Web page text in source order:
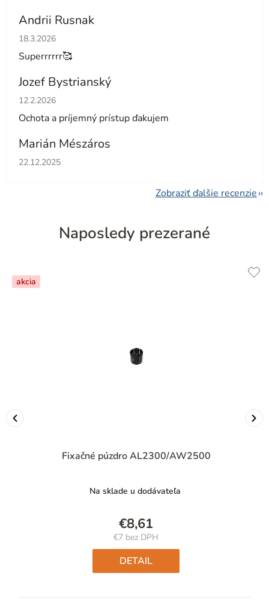
Andrii Rusnak
Hodnotenie obchodu je 5 z 5 hviezdičiek.
18.3.2026
Superrrrrr🥰
Jozef Bystrianský
Hodnotenie obchodu je 5 z 5 hviezdičiek.
12.2.2026
Ochota a príjemný prístup ďakujem
Marián Mészáros
Hodnotenie obchodu je 5 z 5 hviezdičiek.
22.12.2025
Zobraziť ďalšie recenzie
Naposledy prezerané
akcia
Fixačné púzdro AL2300/AW2500
Na sklade u dodávateľa
€8,61
€7 bez DPH
Jednotková
cena:
DETAIL